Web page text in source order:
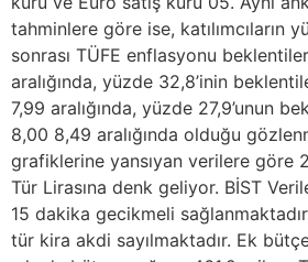
tahminlere göre ise, katılımcıların
sonrası TÜFE enflasyonu
aralığında, yüzde 32,8’inin
7,99 aralığında, yüzde 27,9’unun
8,00 8,49 aralığında olduğu
grafiklerine yansıyan verilere göre
Tür Lirasına denk geliyor. BİST
15 dakika gecikmeli
tür kira akdi sayılmaktadır. Ek